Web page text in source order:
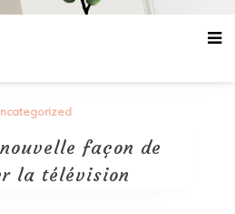
façon de
la télévision